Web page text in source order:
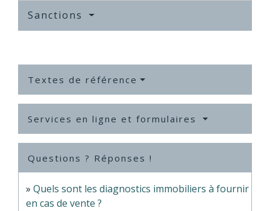
Sanctions
Textes de référence
Services en ligne et formulaires
Questions ? Réponses !
Quels sont les diagnostics immobiliers à fournir
en cas de vente ?